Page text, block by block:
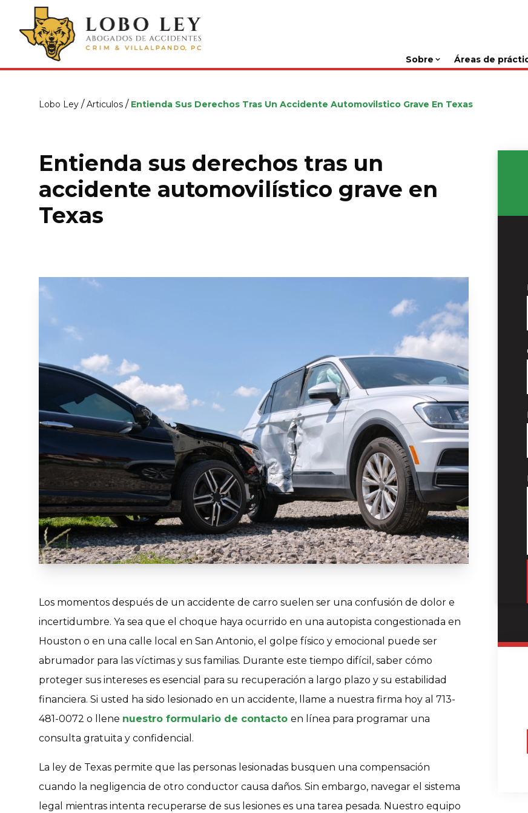
Sobre Áreas de
Lobo Ley / Articulos / Entienda Sus Derechos Tras Un Accidente Automovilstico Grave En Texas
Entienda sus derechos tras un
accidente automovilístico grave en
Texas
Los momentos después de un accidente de carro suelen ser una confusión de dolor e
incertidumbre. Ya sea que el choque haya ocurrido en una autopista congestionada en
Houston o en una calle local en San Antonio, el golpe físico y emocional puede ser
abrumador para las víctimas y sus familias. Durante este tiempo difícil, saber cómo
proteger sus intereses es esencial para su recuperación a largo plazo y su estabilidad
financiera. Si usted ha sido lesionado en un accidente, llame a nuestra firma hoy al 713-
481-0072 o llene nuestro formulario de contacto en línea para programar una
consulta gratuita y confidencial.
La ley de Texas permite que las personas lesionadas busquen una compensación
cuando la negligencia de otro conductor causa daños. Sin embargo, navegar el sistema
legal mientras intenta recuperarse de sus lesiones es una tarea pesada. Nuestro equipo